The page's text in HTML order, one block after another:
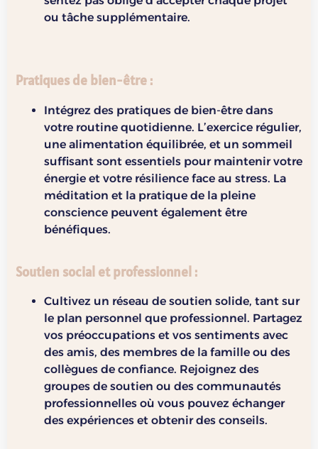
ou tâche supplémentaire.
Pratiques de bien-être :
Intégrez des pratiques de bien-être dans
votre routine quotidienne. L’exercice régulier,
une alimentation équilibrée, et un sommeil
suffisant sont essentiels pour maintenir votre
énergie et votre résilience face au stress. La
méditation et la pratique de la pleine
conscience peuvent également être
bénéfiques.
Soutien social et professionnel :
Cultivez un réseau de soutien solide, tant sur
le plan personnel que professionnel. Partagez
vos préoccupations et vos sentiments avec
des amis, des membres de la famille ou des
collègues de confiance. Rejoignez des
groupes de soutien ou des communautés
professionnelles où vous pouvez échanger
des expériences et obtenir des conseils.